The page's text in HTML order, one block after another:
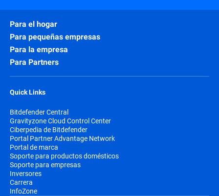
Para el hogar
Para pequeñas empresas
Para la empresa
Para Partners
Quick Links
Bitdefender Central
Gravityzone Cloud Control Center
Ciberpedia de Bitdefender
Portal Partner Advantage Network
Portal de marca
Soporte para productos domésticos
Soporte para empresas
Inversores
Carrera
InfoZone